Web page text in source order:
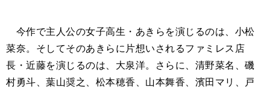
今作で主人公の女子高生・あきらを演じるのは、小松
菜奈。そしてそのあきらに片想いされるファミレス店
長・近藤を演じるのは、大泉洋。さらに、清野菜名、磯
村勇斗、葉山奨之、松本穂香、山本舞香、濱田マリ、戸